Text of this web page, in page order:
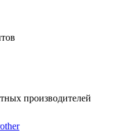
производителей